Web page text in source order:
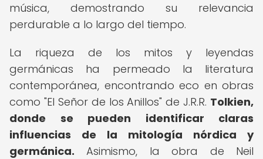
música, demostrando su relevancia
perdurable a lo largo del tiempo.
La riqueza de los mitos y leyendas
germánicas ha permeado la literatura
contemporánea, encontrando eco en obras
como "El Señor de los Anillos" de J.R.R. Tolkien,
donde se pueden identificar claras
influencias de la mitología nórdica y
germánica. Asimismo, la obra de Neil